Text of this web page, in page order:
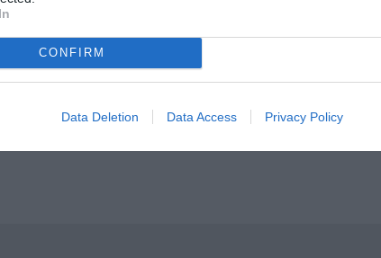
CONFIRM
Data Deletion Data Access Privacy Policy
πρώτοι όλες τις ειδήσεις
στοCulturenow.gr